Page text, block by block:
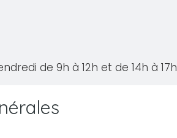
de 9h à 12h et de 14h à 17h